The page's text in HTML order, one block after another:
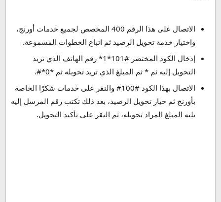
الاتصال على هذا الرقم 400 المخصص لجميع خدمات أورنج،
واختيار خدمة تحويل الرصيد ثم اتباع الخطوات المسموعة.
إدخال الكود المختصر #101*1* رقم الهاتف الذي تريد
التحويل إليه ثم * ثم المبلغ الذي تريد تحويله ثم *0*#.
الاتصال بهذا الكود #100# والنقر على خدمات شكرًا الخاصة
بأورنج ثم خيار تحويل الرصيد، بعد ذلك تكتب رقم المرسل إليه
يليه المبلغ المراد تحويله، ثم النقر على تأكيد التحويل.